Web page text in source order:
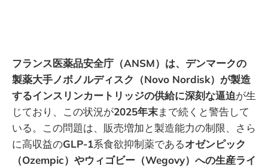
フランス医薬品安全庁（ANSM）は、デンマークの
製薬大手ノボノルディスク（Novo Nordisk）が製造
するインスリンカートリッジの供給に深刻な逼迫が生
じており、この状況が2025年末まで続くと警告して
いる。この問題は、販売増加と製造能力の制限、さら
に高収益のGLP-1系食欲抑制薬であるオゼンピック
（Ozempic）やウィゴビー（Wegovy）への生産ライ